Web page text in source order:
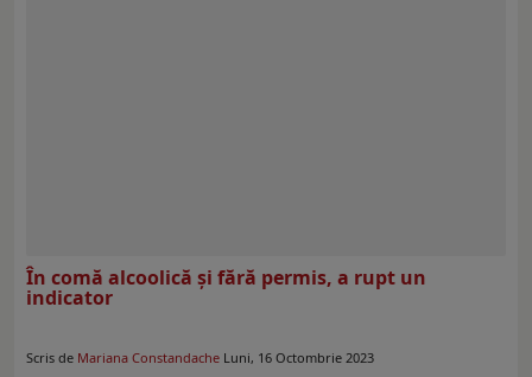
În comă alcoolică și fără permis, a rupt un
indicator
Scris de Mariana Constandache Luni, 16 Octombrie 2023